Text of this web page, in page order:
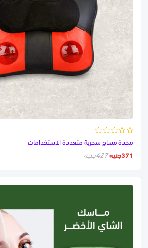
مخدة مساج سحرية متعددة الاستخدامات
371جنيه
427جنيه